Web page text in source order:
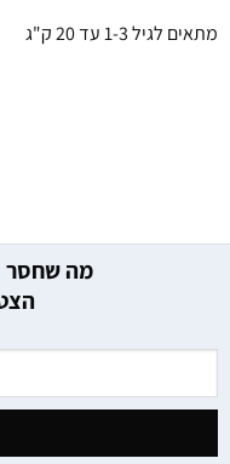
מתאים לגיל 1-3 עד 20 ק"ג
מה שחסר